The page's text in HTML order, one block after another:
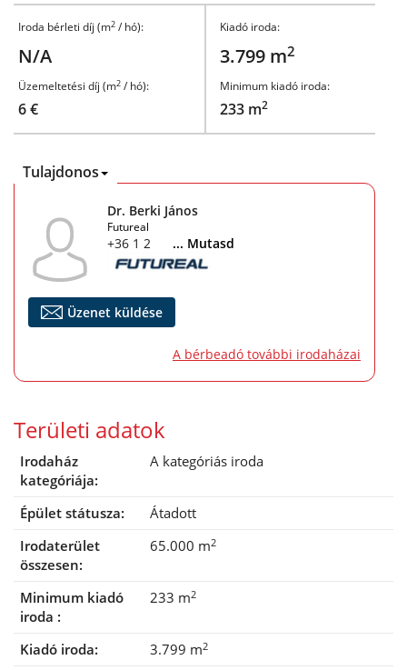
Iroda bérleti díj (m2 / hó):
N/A
Üzemeltetési díj (m2 / hó):
6 €
Kiadó iroda:
3.799 m2
Minimum kiadó iroda:
233 m2
Tulajdonos
Dr. Berki János
Futureal
+36 1 266 2181... Mutasd
Üzenet küldése
A bérbeadó további irodaházai
Területi adatok
Irodaház
kategóriája:
A kategóriás iroda
Épület státusza:
Átadott
Irodaterület
összesen:
65.000 m2
Minimum kiadó
iroda :
233 m2
Kiadó iroda: 3.799 m2